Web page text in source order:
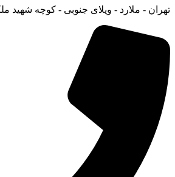
تهران - ملارد - ویلای جنوبی - کوچه شهید